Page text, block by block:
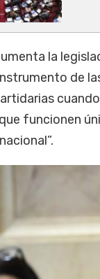
la
de
funcionen